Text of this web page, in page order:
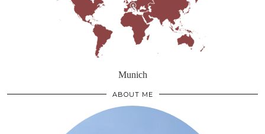
Munich
ABOUT ME